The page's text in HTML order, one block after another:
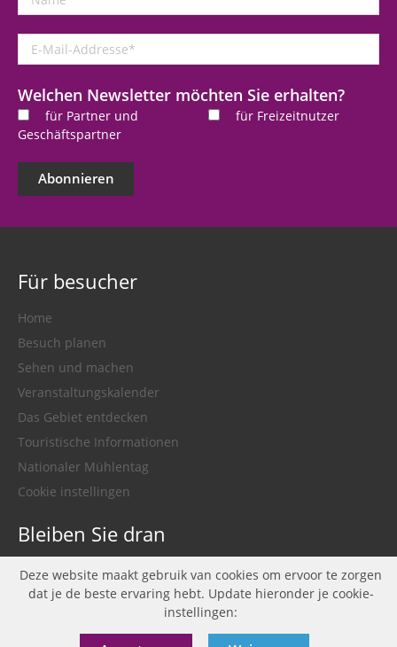
Deze website maakt gebruik van cookies om ervoor te zorgen
dat je de beste ervaring hebt. Update hieronder je cookie-
instellingen:
Mail-
*
Welchen Newsletter möchten Sie erhalten?
für Partner und
Geschäftspartner
für Freizeitnutzer
Abonnieren
Für besucher
Home
Besuch planen
Sehen und machen
Veranstaltungskalender
Das Gebiet entdecken
Touristische Informationen
Nationaler Mühlentag
Cookie instellingen
Bleiben Sie dran
facebook
twitterinstagram
youtube